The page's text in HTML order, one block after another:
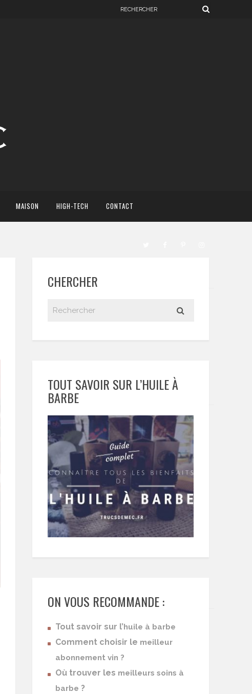
MAISON HIGH-TECH CONTACT
CHERCHER
TOUT SAVOIR SUR L’HUILE À
BARBE
ON VOUS RECOMMANDE :
Tout savoir sur l’ huile à barbe
Comment choisir le meilleur
abonnement vin ?
Où trouver les meilleurs soins à
barbe ?